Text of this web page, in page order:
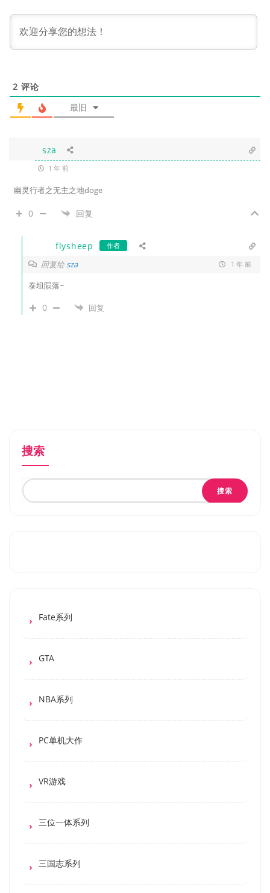
2 评论
最旧
sza
1 年 前
幽灵行者之无主之地doge
0 回复
flysheep 作者
回复给sza 1 年 前
泰坦陨落~
0 回复
搜索
搜索
Fate系列
GTA
NBA系列
PC单机大作
VR游戏
三位一体系列
三国志系列